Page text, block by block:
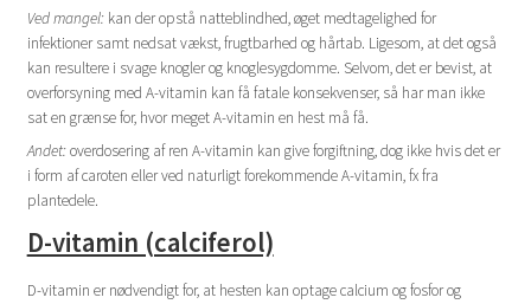
Ved mangel:kan der opstå natteblindhed, øget medtagelighed for
infektioner samt nedsat vækst, frugtbarhed og hårtab. Ligesom, at det også
kan resultere i svage knogler og knoglesygdomme. Selvom, det er bevist, at
overforsyning med A-vitamin kan få fatale konsekvenser, så har man ikke
sat en grænse for, hvor meget A-vitamin en hest må få.
Andet:overdosering af ren A-vitamin kan give forgiftning, dog ikke hvis det er
i form af caroten eller ved naturligt forekommende A-vitamin, fx fra
plantedele.
D-vitamin (calciferol)
D-vitamin er nødvendigt for, at hesten kan optage calcium og fosfor og